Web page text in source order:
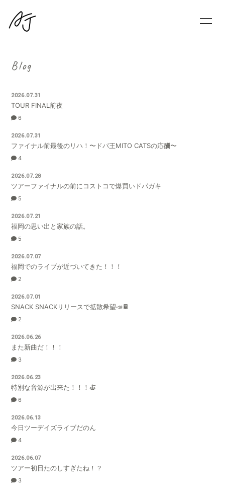
VIDEO
MOVIE
会員登録
Blog
2026.07.31
TOUR FINAL前夜
6
2026.07.31
ファイナル前最後のリハ！〜ドパ王MITO CATSの応酬〜
4
2026.07.28
ツアーファイナルの前にコストコで爆買いドパガキ
5
2026.07.21
福岡の思い出と家族の話。
5
2026.07.07
福岡でのライブが近づいてきた！！！
2
2026.07.01
SNACK SNACKリリースで拡散希望📣🍫
2
2026.06.26
また新曲だ！！！
3
2026.06.23
特別な音源が出来た！！！🍝
6
2026.06.13
今日ツーデイズライブだのん
4
2026.06.07
ツアー初日たのしすぎたね！？
3